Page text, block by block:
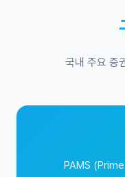
국내 주요 증
PAMS